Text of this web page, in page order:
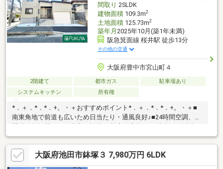
間取り 2SLDK
建物面積109.3m2
土地面積125.73m2
築年月 2025年10月(築1年未満)
阪急箕面線 桜井駅 徒歩13分
その他の交通
大阪府豊中市宮山町４
2階建て 都市ガス
駐車場あり
システムキッチン
所有権
*．＋．*．*．+。・＋おすすめポイント*．＋．*．*．+。・＋■
南東角地で前道も広いため日当たり・通風良好♪■24時間空調、食
小学校・中学校がある為お子様の通学も安心♪■徒歩圏内にスーパ
ーやコンビニなどがあり、買い物にも便利♪■現地案内、お気軽に
お問い合わせください♪【周辺】◇食品館アプロ豊中春日店：徒
歩約10分(約750ｍ)◇ファミリーマート箕面半町店：徒歩約7分(約
大阪府池田市鉢塚３ 7,980万円 6LDK